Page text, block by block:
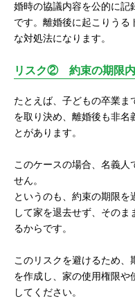
婚時の協議内容を公的に記
です。離婚後に起こりうる
な対処法になります。
リスク② 約束の期限
たとえば、子どもの卒業ま
を取り決め、離婚後も非名
とがあります。
このケースの場合、名義人
せん。
というのも、約束の期限を
して家を退去せず、その
るからです。
このリスクを避けるため、
を作成し、家の使用権限や
してください。